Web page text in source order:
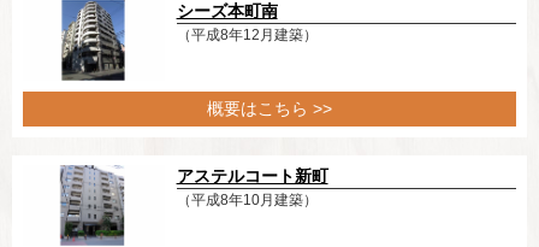
シーズ本町南
（平成8年12月建築）
概要はこちら >>
アステルコート新町
（平成8年10月建築）